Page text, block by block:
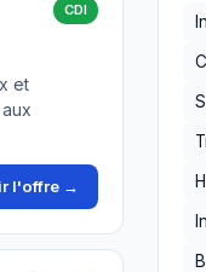
CDI
et
l'offre →